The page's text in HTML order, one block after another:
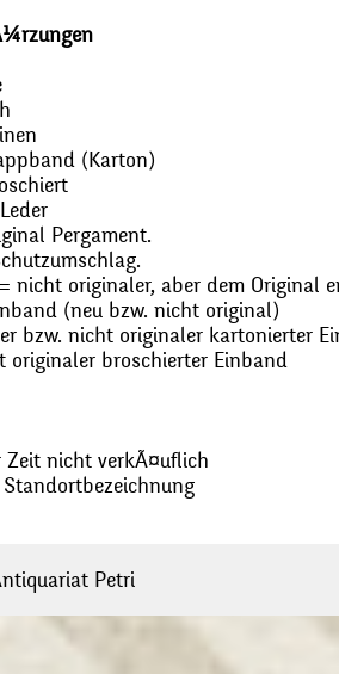
(Karton)
Pergament.
nicht originaler, aber dem Original
(neu bzw. nicht original)
bzw. nicht originaler kartonierter
originaler broschierter Einband
Zeit nicht verkÃ¤uflich
Petri